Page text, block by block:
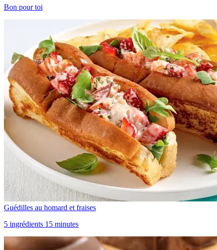
Bon pour toi
Guédilles au homard et fraises
5 ingrédients 15 minutes